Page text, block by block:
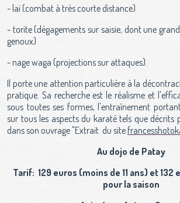
- laï (combat à très courte distance)
- torite (dégagements sur saisie, dont une
genoux)
- nage waga (projections sur attaques).
Il porte une attention particulière à la
pratique. Sa recherche est le réalisme et
sous toutes ses formes, l'entraînement
sur tous les aspects du karaté tels que décrits
dans son ouvrage "Extrait du site
Au dojo de Patay
Tarif: 129 euros (moins de 11 ans) et 132
pour la saison